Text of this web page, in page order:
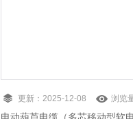
更新：2025-12-08 浏览